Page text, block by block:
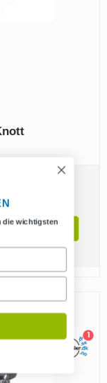
1
die wichtigsten